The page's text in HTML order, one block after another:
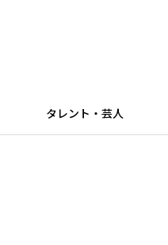
タレント・芸人